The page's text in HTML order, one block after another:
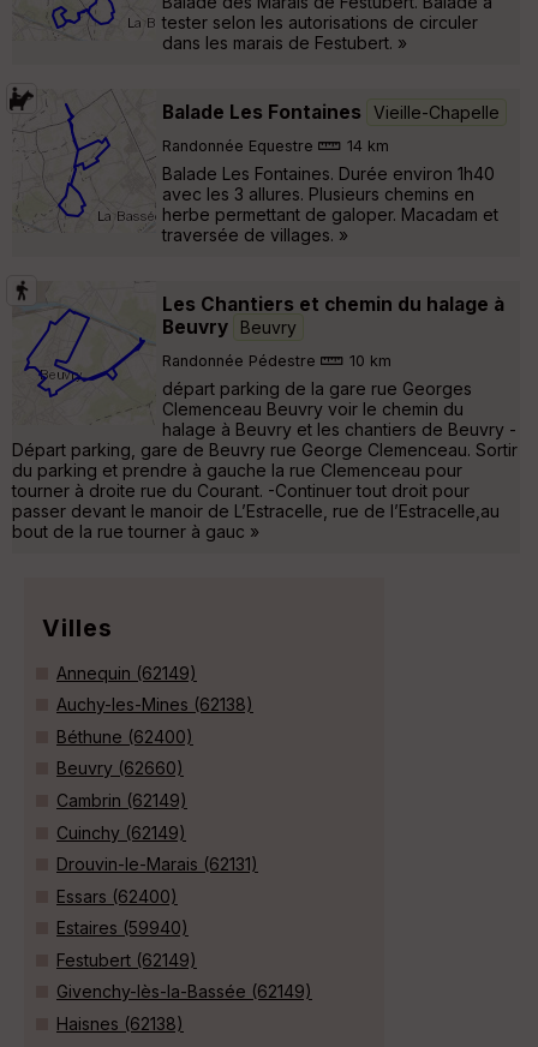
tester selon les autorisations de circuler
dans les marais de Festubert. »
Balade Les Fontaines Vieille-Chapelle
Randonnée Equestre 14 km
Balade Les Fontaines. Durée environ 1h40
avec les 3 allures. Plusieurs chemins en
herbe permettant de galoper. Macadam et
traversée de villages. »
Les Chantiers et chemin du halage à
Beuvry
Beuvry
Randonnée Pédestre 10 km
départ parking de la gare rue Georges
Clemenceau Beuvry voir le chemin du
halage à Beuvry et les chantiers de Beuvry -
Départ parking, gare de Beuvry rue George Clemenceau. Sortir
du parking et prendre à gauche la rue Clemenceau pour
tourner à droite rue du Courant. -Continuer tout droit pour
passer devant le manoir de L’Estracelle, rue de l’Estracelle,au
bout de la rue tourner à gauc »
Villes
Annequin (62149)
Auchy-les-Mines (62138)
Béthune (62400)
Beuvry (62660)
Cambrin (62149)
Cuinchy (62149)
Drouvin-le-Marais (62131)
Essars (62400)
Estaires (59940)
Festubert (62149)
Givenchy-lès-la-Bassée (62149)
Haisnes (62138)